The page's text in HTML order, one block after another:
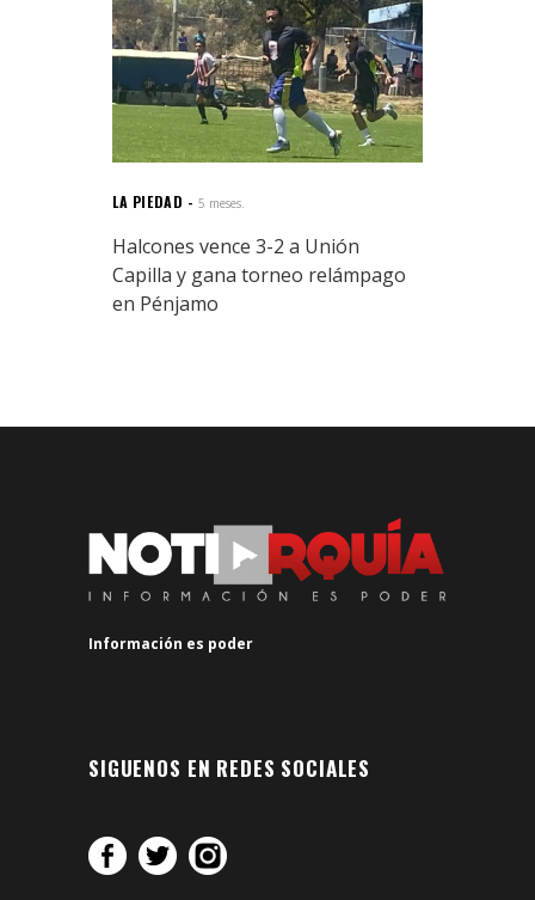
LA PIEDAD 5 meses.
Halcones vence 3-2 a Unión
Capilla y gana torneo relámpago
en Pénjamo
Información es poder
SIGUENOS EN REDES SOCIALES